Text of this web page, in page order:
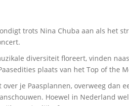
trots Nina Chuba aan als het
diversiteit floreert, vinden
plaats van het Top of the
je Paasplannen, overweeg dan
Hoewel in Nederland